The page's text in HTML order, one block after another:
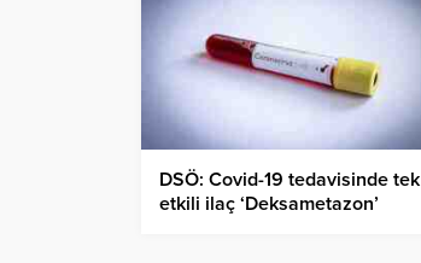
DSÖ: Covid-19 tedavisinde tek
etkili ilaç ‘Deksametazon’